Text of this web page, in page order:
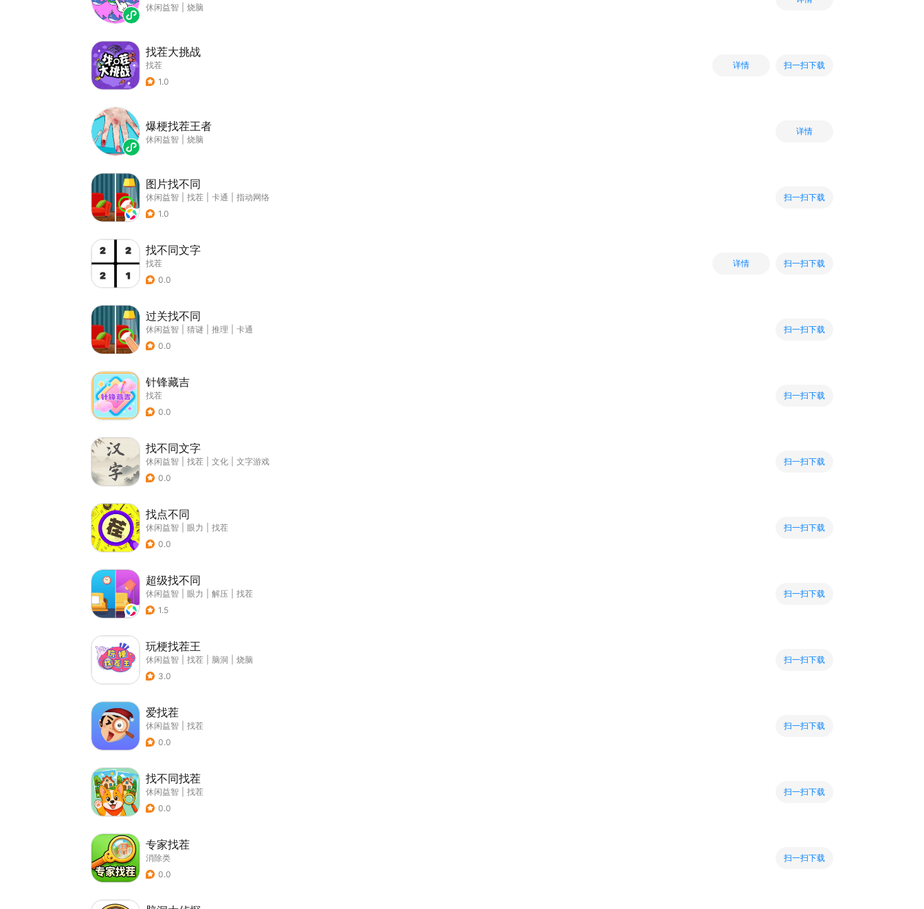
休闲益智 烧脑
找茬大挑战
找茬
1.0
详情 扫一扫下载
爆梗找茬王者
休闲益智 烧脑
详情
图片找不同
休闲益智 找茬 卡通
指动网络
1.0
扫一扫下载
找不同文字
找茬
0.0
详情 扫一扫下载
过关找不同
休闲益智 猜谜 推理
卡通
0.0
扫一扫下载
针锋藏吉
找茬
0.0
扫一扫下载
找不同文字
休闲益智 找茬 文化
文字游戏
0.0
扫一扫下载
找点不同
休闲益智 眼力
找茬
0.0
扫一扫下载
超级找不同
休闲益智 眼力 解压
找茬
1.5
扫一扫下载
玩梗找茬王
休闲益智 找茬 脑洞
烧脑
3.0
扫一扫下载
爱找茬
休闲益智
找茬
0.0
扫一扫下载
找不同找茬
休闲益智
找茬
0.0
扫一扫下载
专家找茬
消除类
0.0
扫一扫下载